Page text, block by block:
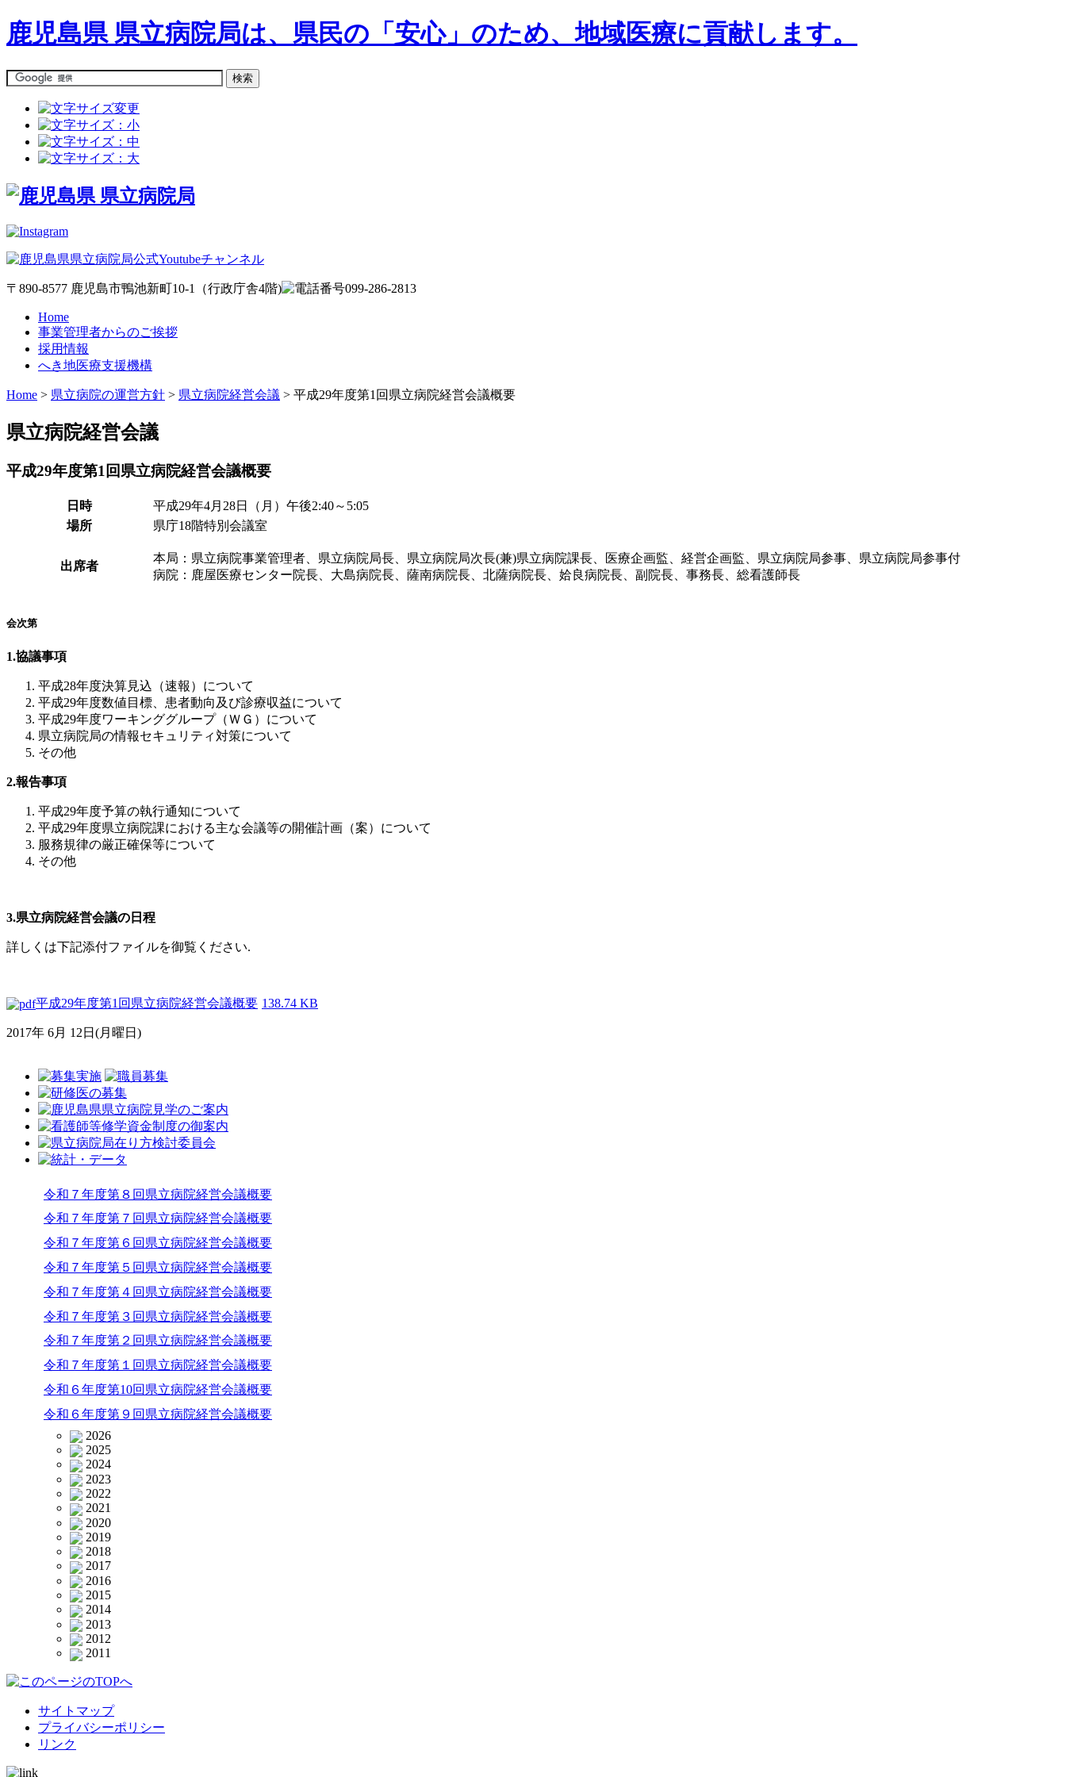
鹿児島県 県立病院局は、県民の「安心」のため、地域医療に貢献します。
〒890-8577 鹿児島市鴨池新町10-1（行政庁舎4階)
Home
事業管理者からのご挨拶
採用情報
へき地医療支援機構
Home > 県立病院の運営方針 > 県立病院経営会議 > 平成29年度第1回県立病院経営会議概要
県立病院経営会議
平成29年度第1回県立病院経営会議概要
日時
平成29年4月28日（月）午後2:40～5:05
場所
県庁18階特別会議室
出席者
本局：県立病院事業管理者、県立病院局長、県立病院局次長(兼)県立病院課長、医療企画監、経営企画監、県立病院局参事、県立病院局参事付
病院：鹿屋医療センター院長、大島病院長、薩南病院長、北薩病院長、姶良病院長、副院長、事務長、総看護師長
会次第
1.協議事項
平成28年度決算見込（速報）について
平成29年度数値目標、患者動向及び診療収益について
平成29年度ワーキンググループ（ＷＧ）について
県立病院局の情報セキュリティ対策について
その他
2.報告事項
平成29年度予算の執行通知について
平成29年度県立病院課における主な会議等の開催計画（案）について
服務規律の厳正確保等について
その他
3.県立病院経営会議の日程
詳しくは下記添付ファイルを御覧ください.
平成29年度第1回県立病院経営会議概要 138.74 KB
2017年 6月 12日(月曜日)
令和７年度第８回県立病院経営会議概要
令和７年度第７回県立病院経営会議概要
令和７年度第６回県立病院経営会議概要
令和７年度第５回県立病院経営会議概要
令和７年度第４回県立病院経営会議概要
令和７年度第３回県立病院経営会議概要
令和７年度第２回県立病院経営会議概要
令和７年度第１回県立病院経営会議概要
令和６年度第10回県立病院経営会議概要
令和６年度第９回県立病院経営会議概要
2026
2025
2024
2023
2022
2021
2020
2019
2018
2017
2016
2015
2014
2013
2012
2011
サイトマップ
プライバシーポリシー
リンク